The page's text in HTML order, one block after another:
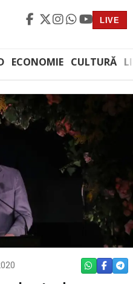
LIVE
ECONOMIE CULTURĂ
WHATSAPP